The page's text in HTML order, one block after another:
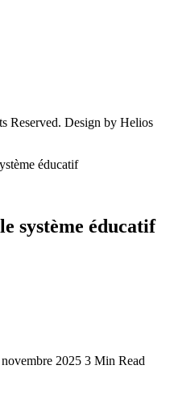
Design by Helios
éducatif
système éducatif
2025 3 Min Read